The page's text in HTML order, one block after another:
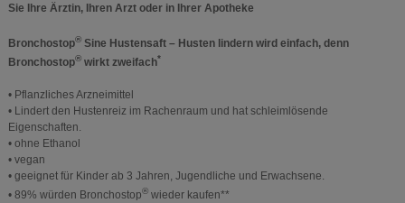
Sie Ihre Ärztin, Ihren Arzt oder in Ihrer Apotheke
Bronchostop® Sine Hustensaft – Husten lindern wird einfach, denn
Bronchostop® wirkt zweifach*
• Pflanzliches Arzneimittel
• Lindert den Hustenreiz im Rachenraum und hat schleimlösende
Eigenschaften.
• ohne Ethanol
• vegan
• geeignet für Kinder ab 3 Jahren, Jugendliche und Erwachsene.
• 89% würden Bronchostop® wieder kaufen**